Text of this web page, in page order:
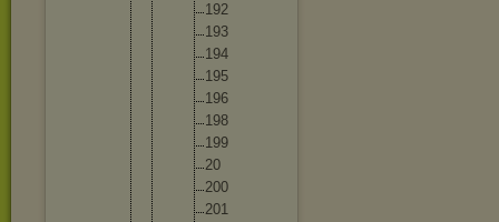
192
193
194
195
196
198
199
20
200
201